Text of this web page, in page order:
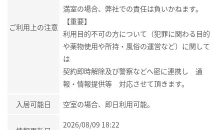
ご利用上の注意
満室の場合、弊社での責任は負いかねます。
【重要】
利用目的不可の方について（犯罪に関わる目的
や薬物使用や所持・風俗の運営など）に関して
は
契約即時解除及び警察などへ密に連携し 通
報・情報提供等 対応させて頂きます。
入居可能日 空室の場合、即日利用可能。
2026/08/09 18:22